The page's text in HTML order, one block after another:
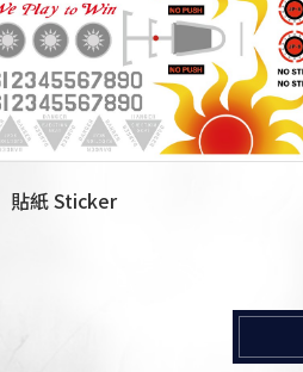
貼紙 Sticker